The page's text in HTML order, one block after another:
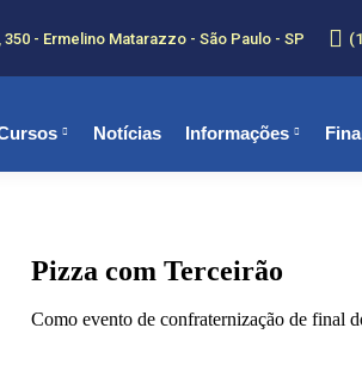
- Ermelino Matarazzo - São Paulo - SP
Notícias Informações
Pizza com Terceirão
Como evento de confraternização de final